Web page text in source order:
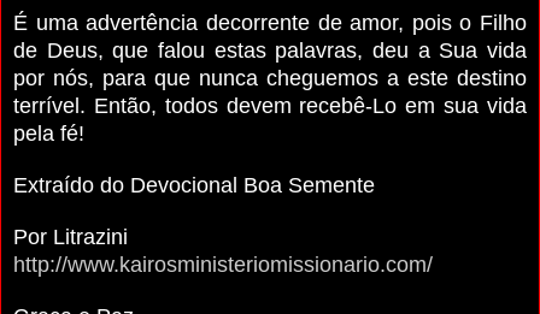
É uma advertência decorrente de amor, pois o Filho
de Deus, que falou estas palavras, deu a Sua vida
por nós, para que nunca cheguemos a este destino
terrível. Então, todos devem recebê-Lo em sua vida
pela fé!
Extraído do Devocional Boa Semente
Por Litrazini
http://www.kairosministeriomissionario.com/